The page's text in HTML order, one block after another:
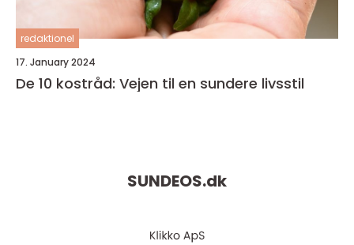
redaktionel
17. January 2024
De 10 kostråd: Vejen til en sundere livsstil
SUNDEOS.dk